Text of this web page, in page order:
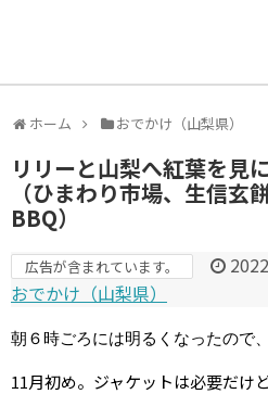
ホーム おでかけ（山梨県）
リリーと山梨へ紅葉を見
（ひまわり市場、生信玄
BBQ）
広告が含まれています。
おでかけ（山梨県）
朝６時ごろには明るくなったので
11月初め。ジャケットは必要だけ